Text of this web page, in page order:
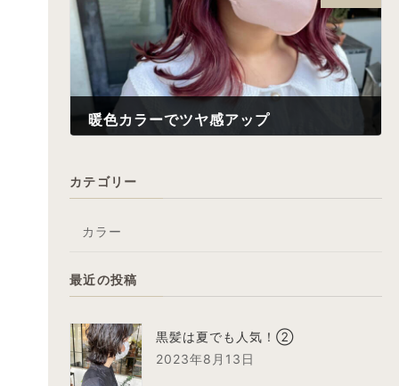
暖色カラーでツヤ感アップ
カテゴリー
カラー
最近の投稿
黒髪は夏でも人気！②
2023年8月13日